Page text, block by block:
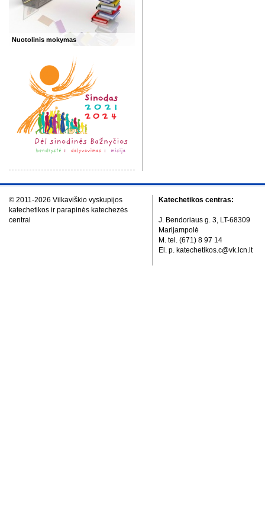
Nuotolinis mokymas
© 2011-2026 Vilkaviškio vyskupijos
katechetikos ir parapinės katechezės
centrai
Katechetikos centras:
J. Bendoriaus g. 3, LT-68309
Marijampolė
M. tel. (671) 8 97 14
El. p. katechetikos.c@vk.lcn.lt